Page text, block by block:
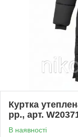
Куртка
рр., арт.
В наявності